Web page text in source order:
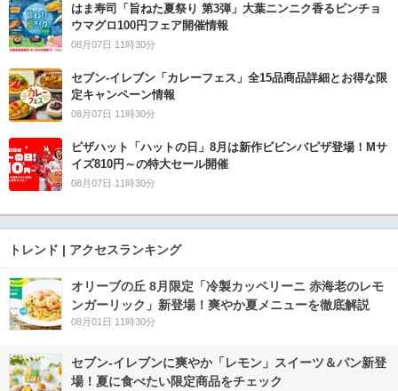
はま寿司「旨ねた夏祭り 第3弾」大葉ニンニク香るビンチョ
ウマグロ100円フェア開催情報
08月07日 11時30分
セブン‐イレブン「カレーフェス」全15品商品詳細とお得な限
定キャンペーン情報
08月07日 11時30分
ピザハット「ハットの日」8月は新作ビビンバピザ登場！Mサ
イズ810円～の特大セール開催
08月07日 11時30分
トレンド | アクセスランキング
オリーブの丘 8月限定「冷製カッペリーニ 赤海老のレモ
ンガーリック」新登場！爽やか夏メニューを徹底解説
08月01日 11時30分
セブン‐イレブンに爽やか「レモン」スイーツ＆パン新登
場！夏に食べたい限定商品をチェック